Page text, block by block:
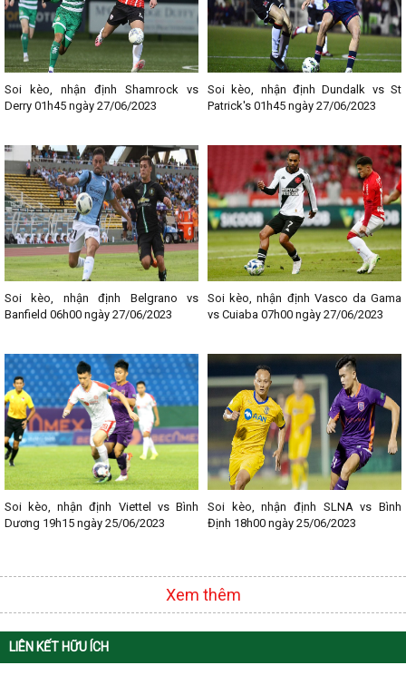
Soi kèo, nhận định Shamrock vs
Derry 01h45 ngày 27/06/2023
Soi kèo, nhận định Dundalk vs St
Patrick's 01h45 ngày 27/06/2023
Soi kèo, nhận định Belgrano vs
Banfield 06h00 ngày 27/06/2023
Soi kèo, nhận định Vasco da Gama
vs Cuiaba 07h00 ngày 27/06/2023
Soi kèo, nhận định Viettel vs Bình
Dương 19h15 ngày 25/06/2023
Soi kèo, nhận định SLNA vs Bình
Định 18h00 ngày 25/06/2023
Xem thêm
LIÊN KẾT HỮU ÍCH